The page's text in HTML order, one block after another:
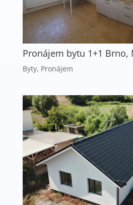
Pronájem bytu 1+1 Brno,
Byty, Pronájem